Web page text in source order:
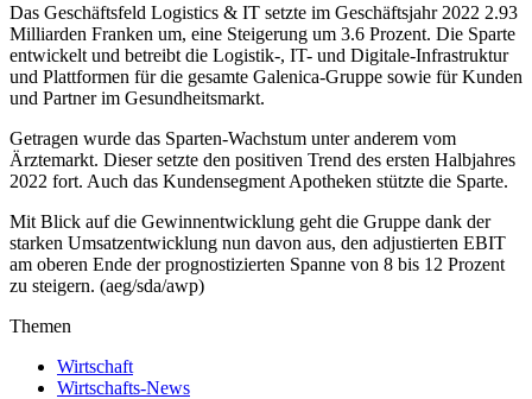
Das Geschäftsfeld Logistics & IT setzte im Geschäftsjahr 2022 2.93
Milliarden Franken um, eine Steigerung um 3.6 Prozent. Die Sparte
entwickelt und betreibt die Logistik-, IT- und Digitale-Infrastruktur
und Plattformen für die gesamte Galenica-Gruppe sowie für Kunden
und Partner im Gesundheitsmarkt.
Getragen wurde das Sparten-Wachstum unter anderem vom
Ärztemarkt. Dieser setzte den positiven Trend des ersten Halbjahres
2022 fort. Auch das Kundensegment Apotheken stützte die Sparte.
Mit Blick auf die Gewinnentwicklung geht die Gruppe dank der
starken Umsatzentwicklung nun davon aus, den adjustierten EBIT
am oberen Ende der prognostizierten Spanne von 8 bis 12 Prozent
zu steigern. (aeg/sda/awp)
Themen
Wirtschaft
Wirtschafts-News